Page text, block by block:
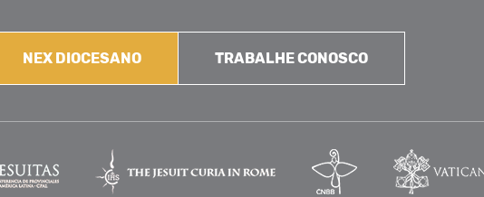
NEX DIOCESANO TRABALHE CONOSCO